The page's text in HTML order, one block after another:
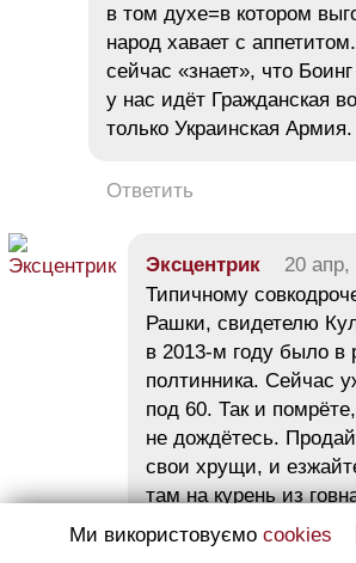
в том духе=в котором
народ хавает с
сейчас «знает», что
у нас идёт Гражданская
только Украинская Армия.
Ответить
Эксцентрик 20 апр,
Типичному
Рашки, свидетелю
в 2013-м году было в
полтинника. Сейчас
под 60. Так и
не дождётесь.
свои хрущи, и
там на курень из
Путин вам даст
и молоко за вредность
Ми використовуємо cookies